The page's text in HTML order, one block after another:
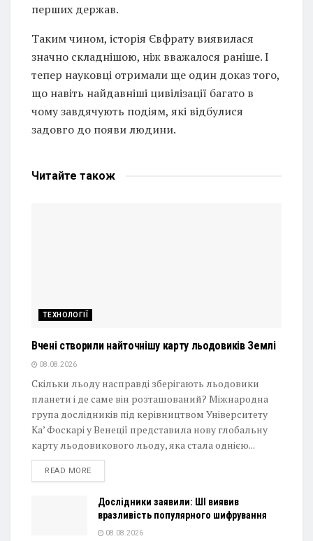
перших держав.
Таким чином, історія Євфрату виявилася
значно складнішою, ніж вважалося раніше. І
тепер науковці отримали ще один доказ того,
що навіть найдавніші цивілізації багато в
чому завдячують подіям, які відбулися
задовго до появи людини.
Читайте також
ТЕХНОЛОГІЇ
Вчені створили найточнішу карту льодовиків Землі
08.08.2026
Скільки льоду насправді зберігають льодовики
планети і де саме він розташований? Міжнародна
група дослідників під керівництвом Університету
Ка’ Фоскарі у Венеції представила нову глобальну
карту льодовикового льоду, яка стала однією...
READ MOREDETAILS
Дослідники заявили: ШІ виявив
вразливість популярного шифрування
08.08.2026